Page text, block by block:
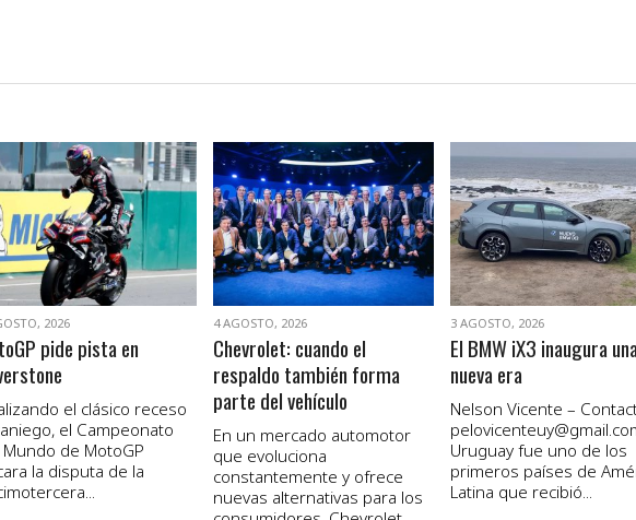
VER NOTA
2026
pide pista en
el clásico receso
el Campeonato
de MotoGP
la disputa de la
VER NOTA
4 AGOSTO, 2026
Chevrolet: cuando el
respaldo también forma
parte del vehículo
En un mercado automotor
que evoluciona
constantemente y ofrece
nuevas alternativas para los
VER NOTA
3 AGOSTO, 2026
El BMW iX3 inaugura
nueva era
Nelson Vicente –
Uruguay fue uno de los
primeros países de
Latina que recibió...